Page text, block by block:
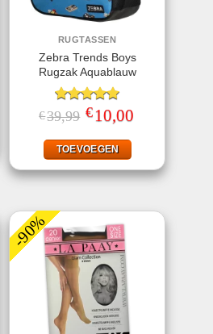
RUGTASSEN
Zebra Trends Boys
Rugzak Aquablauw
Gewaardeerd
5.00uit 5
€39,99 Oorspronkelijke
prijs
€39,99.
€ 10,00Huidige
TOEVOEGEN
-90%